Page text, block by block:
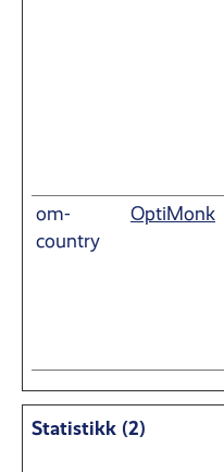
om-
country
OptiMonk
Statistikk (2)